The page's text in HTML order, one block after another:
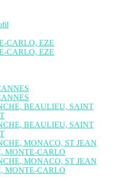
CARLO, EZE
CARLO, EZE
BEAULIEU, SAINT
BEAULIEU, SAINT
MONACO, ST JEAN
MONTE-CARLO
MONACO, ST JEAN
MONTE-CARLO